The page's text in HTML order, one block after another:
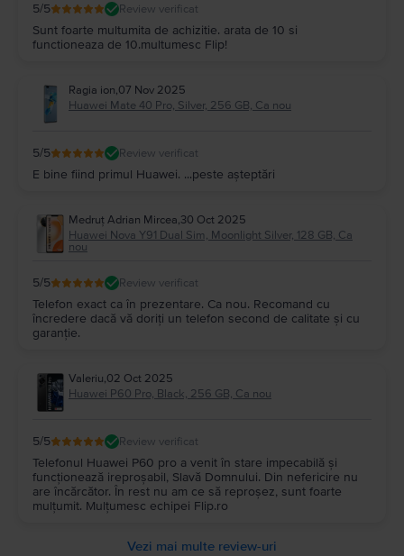
5/5 Review verificat
Sunt foarte multumita de achizitie. arata de 10 si
functioneaza de 10.multumesc Flip!
Ragia ion,07 Nov 2025
Huawei Mate 40 Pro, Silver, 256 GB, Ca nou
5/5 Review verificat
E bine fiind primul Huawei. ...peste așteptări
Medruț Adrian Mircea,30 Oct 2025
Huawei Nova Y91 Dual Sim, Moonlight Silver, 128 GB, Ca
nou
5/5 Review verificat
Telefon exact ca în prezentare. Ca nou. Recomand cu
încredere dacă vă doriți un telefon second de calitate și cu
garanție.
Valeriu,02 Oct 2025
Huawei P60 Pro, Black, 256 GB, Ca nou
5/5 Review verificat
Telefonul Huawei P60 pro a venit în stare impecabilă și
funcționează ireproșabil, Slavă Domnului. Din nefericire nu
are încărcător. În rest nu am ce să reproșez, sunt foarte
mulțumit. Mulțumesc echipei Flip.ro
Vezi mai multe review-uri